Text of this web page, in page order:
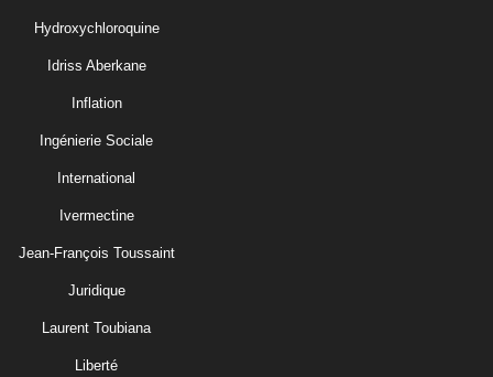
Hydroxychloroquine
Idriss Aberkane
Inflation
Ingénierie Sociale
International
Ivermectine
Jean-François Toussaint
Juridique
Laurent Toubiana
Liberté